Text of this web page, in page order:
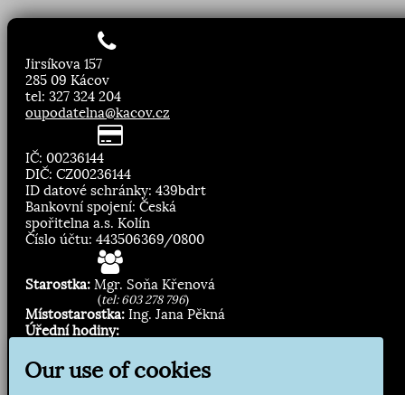
Jirsíkova 157
285 09 Kácov
tel: 327 324 204
oupodatelna@kacov.cz
IČ: 00236144
DIČ: CZ00236144
ID datové schránky: 439bdrt
Bankovní spojení: Česká
spořitelna a.s. Kolín
Číslo účtu: 443506369/0800
Starostka: Mgr. Soňa Křenová
(tel: 603 278 796)
Místostarostka: Ing. Jana Pěkná
Úřední hodiny:
13:00 - 16:30
Our use of cookies